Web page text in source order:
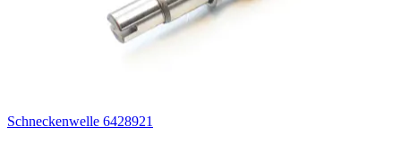
Schneckenwelle 6428921